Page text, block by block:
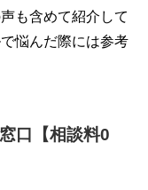
も含めて紹介して
悩んだ際には参考
口【相談料0